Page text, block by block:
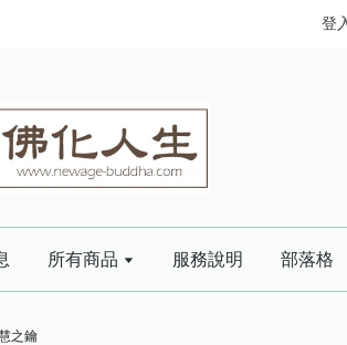
登
所有商品 服務說明 部落格
之鑰